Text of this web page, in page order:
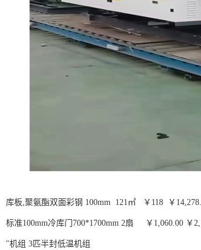
库板,聚氨酯双面彩钢 100mm 121㎡ ￥118 ￥
标准100mm冷库门700*1700mm 2扇 ￥1,060.00 ￥
"机组 3匹半封低温机组